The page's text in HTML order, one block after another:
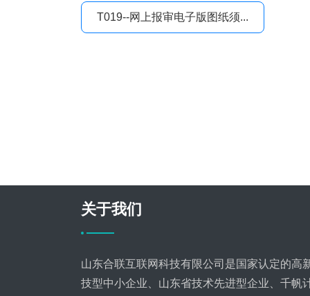
T019--网上报审电子版图纸须...
关于我们
山东合联互联网科技有限公司是国家认定的高
技型中小企业、山东省技术先进型企业、千帆